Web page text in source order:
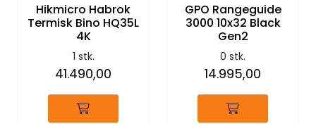
Hikmicro Habrok
Termisk Bino HQ35L
4K
1 stk.
41.490,00
GPO Rangeguide
3000 10x32 Black
Gen2
0 stk.
14.995,00